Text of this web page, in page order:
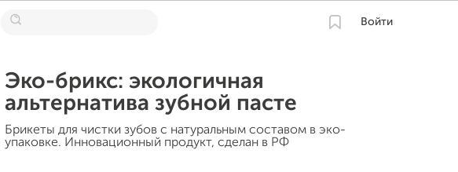
Войти
Эко-брикс: экологичная
альтернатива зубной пасте
Брикеты для чистки зубов с натуральным составом в эко-
упаковке. Инновационный продукт, сделан в РФ